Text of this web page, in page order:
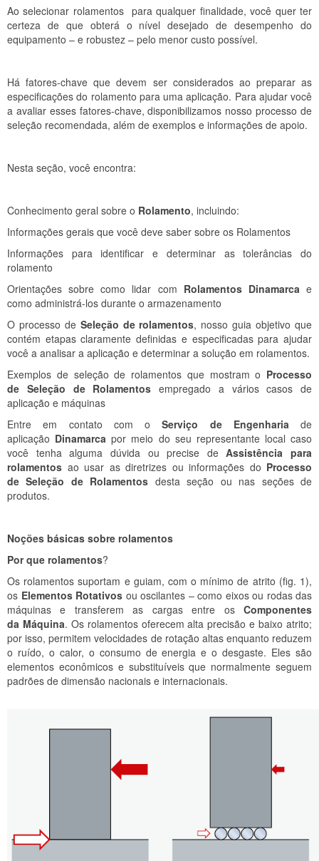
Ao selecionar rolamentos para qualquer finalidade, você quer ter
certeza de que obterá o nível desejado de desempenho do
equipamento – e robustez – pelo menor custo possível.
Há fatores-chave que devem ser considerados ao preparar as
especificações do rolamento para uma aplicação. Para ajudar você
a avaliar esses fatores-chave, disponibilizamos nosso processo de
seleção recomendada, além de exemplos e informações de apoio.
Nesta seção, você encontra:
Conhecimento geral sobre o Rolamento, incluindo:
Informações gerais que você deve saber sobre os Rolamentos
Informações para identificar e determinar as tolerâncias do
rolamento
Orientações sobre como lidar com Rolamentos Dinamarcae
como administrá-los durante o armazenamento
O processo de Seleção de rolamentos, nosso guia objetivo que
contém etapas claramente definidas e especificadas para ajudar
você a analisar a aplicação e determinar a solução em rolamentos.
Exemplos de seleção de rolamentos que mostram o Processo
de Seleção de Rolamentos empregado a vários casos de
aplicação e máquinas
Entre em contato com oServiço de Engenhariade
aplicação Dinamarca por meio do seu representante local caso
você tenha alguma dúvida ou precise deAssistência para
rolamentos ao usar as diretrizes ou informações do Processo
de Seleção de Rolamentos desta seção ou nas seções de
produtos.
Noções básicas sobre rolamentos
Por que rolamentos?
Os rolamentos suportam e guiam, com o mínimo de atrito (fig. 1),
os Elementos Rotativos ou oscilantes – como eixos ou rodas das
máquinas e transferem as cargas entre osComponentes
da Máquina. Os rolamentos oferecem alta precisão e baixo atrito;
por isso, permitem velocidades de rotação altas enquanto reduzem
o ruído, o calor, o consumo de energia e o desgaste. Eles são
elementos econômicos e substituíveis que normalmente seguem
padrões de dimensão nacionais e internacionais.